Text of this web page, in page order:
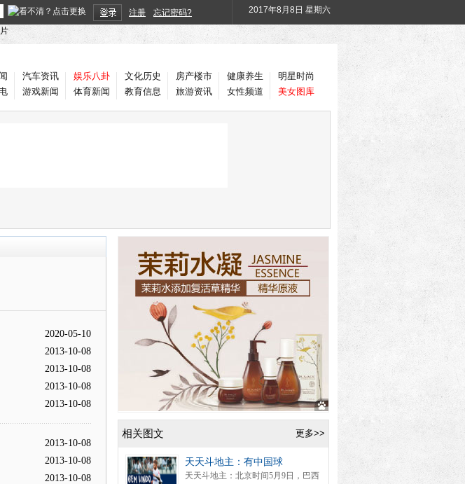
注册 忘记密码? 2017年8月8日 星期六
汽车资讯
游戏新闻
娱乐八卦
体育新闻
文化历史
教育信息
房产楼市
旅游资讯
健康养生
女性频道
明星时尚
美女图库
2020-05-10
2013-10-08
2013-10-08
2013-10-08
2013-10-08
2013-10-08
2013-10-08
2013-10-08
更多>>
相关图文
天天斗地主：有中国球
天天斗地主：北京时间5月9日，巴西